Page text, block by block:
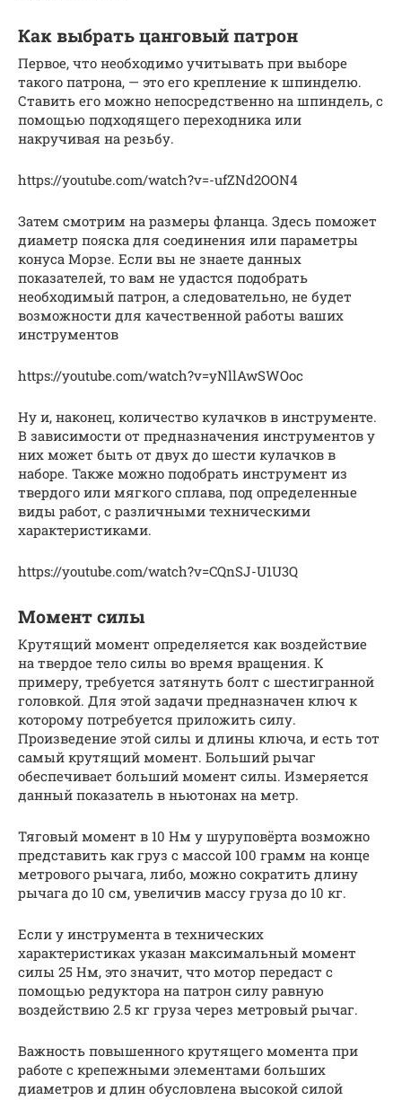
Как выбрать цанговый патрон
Первое, что необходимо учитывать при выборе
такого патрона, — это его крепление к шпинделю.
Ставить его можно непосредственно на шпиндель, с
помощью подходящего переходника или
накручивая на резьбу.
https://youtube.com/watch?v=-ufZNd2OON4
Затем смотрим на размеры фланца. Здесь поможет
диаметр пояска для соединения или параметры
конуса Морзе. Если вы не знаете данных
показателей, то вам не удастся подобрать
необходимый патрон, а следовательно, не будет
возможности для качественной работы ваших
инструментов
https://youtube.com/watch?v=yNllAwSWOoc
Ну и, наконец, количество кулачков в инструменте.
В зависимости от предназначения инструментов у
них может быть от двух до шести кулачков в
наборе. Также можно подобрать инструмент из
твердого или мягкого сплава, под определенные
виды работ, с различными техническими
характеристиками.
https://youtube.com/watch?v=CQnSJ-U1U3Q
Момент силы
Крутящий момент определяется как воздействие
на твердое тело силы во время вращения. К
примеру, требуется затянуть болт с шестигранной
головкой. Для этой задачи предназначен ключ к
которому потребуется приложить силу.
Произведение этой силы и длины ключа, и есть тот
самый крутящий момент. Больший рычаг
обеспечивает больший момент силы. Измеряется
данный показатель в ньютонах на метр.
Тяговый момент в 10 Нм у шуруповёрта возможно
представить как груз с массой 100 грамм на конце
метрового рычага, либо, можно сократить длину
рычага до 10 см, увеличив массу груза до 10 кг.
Если у инструмента в технических
характеристиках указан максимальный момент
силы 25 Нм, это значит, что мотор передаст с
помощью редуктора на патрон силу равную
воздействию 2.5 кг груза через метровый рычаг.
Важность повышенного крутящего момента при
работе с крепежными элементами больших
диаметров и длин обусловлена высокой силой